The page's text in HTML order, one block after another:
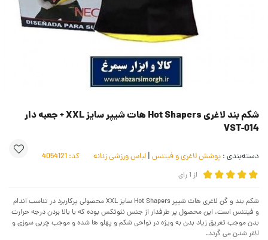
شکم بند لاغری Hot Shapers هات شیپر سایز XXL + جعبه دار
VST-014
دسته‌بندی : پوشش لاغری و فیتنس | لباس ورزشی زنانه کد:
از 1رای
شکم بند و گن لاغری هات شیپر Hot Shapers سایز XXL محصولی پرکاربرد در تناسب اندام
و فیتنس است. این محصول پر طرفدار از جنس نئوتکس بوده که با بالا بردن درجه حرارت
بدن موجب تعریق زیاد بدن به ویژه در نواحی شکم و پهلو ها شده و موجب چربی سوزی و
لاغر شدن می گردد.